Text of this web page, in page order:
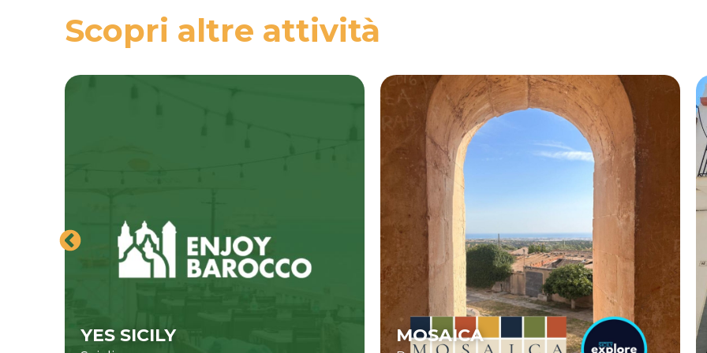
Scopri altre attività
YES SICILY MOSAICA